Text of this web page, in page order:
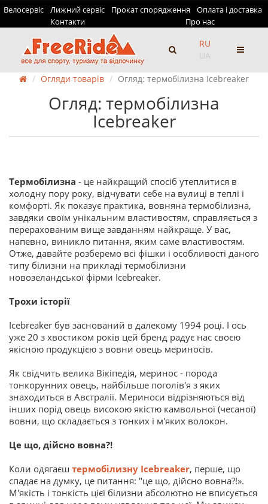
Велосервіс Лижний сервіс Прокат спорядження
Оплата і доставка
Контакти
Про нас
RU
UA
Огляди товарів Огляд: термобілизна Icebreaker
Огляд: термобілизна
Icebreaker
Термобілизна - це найкращий спосіб утеплитися в
холодну пору року, відчувати себе на вулиці в теплі і
комфорті. Як показує практика, вовняна термобілизна,
завдяки своїм унікальним властивостям, справляється з
перерахованим вище завданням найкраще. У вас,
напевно, виникло питання, яким саме властивостям.
Отже, давайте розберемо всі фішки і особливості даного
типу білизни на прикладі термобілизни
новозеландської фірми Icebreaker.
Трохи історії
Icebreaker був заснований в далекому 1994 році. І ось
уже 20 з хвостиком років цей бренд радує нас своєю
якісною продукцією з вовни овець мериносів.
Як свідчить велика Вікіпедія, меринос - порода
тонкорунних овець, найбільше поголів'я з яких
знаходиться в Австралії. Мериноси відрізняються від
інших порід овець високою якістю камвольної (чесаної)
вовни, що складається з тонких і м'яких волокон.
Це що, дійсно вовна?!
Коли одягаєш термобілизну Icebreaker, перше, що
спадає на думку, це питання: "це що, дійсно вовна?!».
М'якість і тонкість цієї білизни абсолютно не вписується